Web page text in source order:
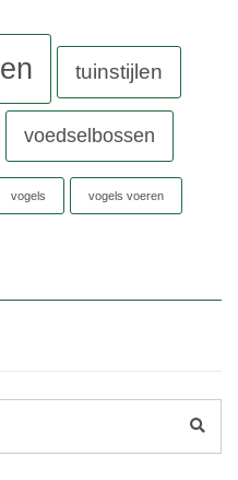
tuinstijlen
voedselbossen
vogels vogels voeren